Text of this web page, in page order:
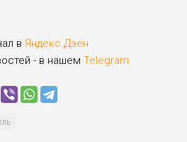
в Яндекс.Дзен
- в нашем Telegram